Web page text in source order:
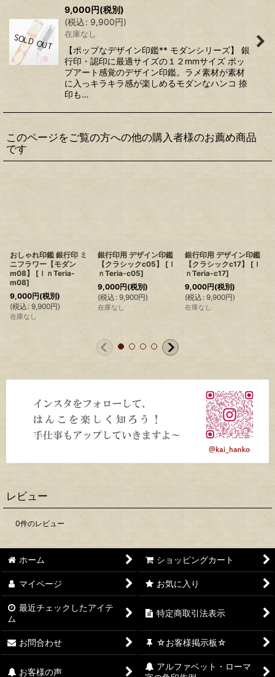
9,000円(税別)
(税込: 9,900円)
在庫なし
【ポップなデザイン印鑑** モダンシリーズ】 銀
行印・認印に最適サイズの１２mmサイズ ポッ
プアート感覚のデザイン印鑑。ラメ素材が素材
に入っキラキラ感が楽しめるモダンなハンコ 捺
印も…
このページをご覧の方への他の購入者様のお薦め商品
です
おしゃれ印鑑 銀行印 ミ
ニフラワー【モダン
m08】
[ ＩｎTeria-
m08]
9,000円(税別)
(税込 : 9,900円)
在庫なし
銀行印用 デザイン印鑑
【クラシックc05】
[Ｉ
ｎTeria-c05]
9,000円(税別)
(税込 : 9,900円)
在庫なし
銀行印用 デザイン印鑑
【クラシックc17】
[ Ｉ
ｎTeria-c17]
9,000円(税別)
(税込 : 9,900円)
在庫なし
レビュー
0件のレビュー
ホーム ショッピングカート
マイページ お気に入り
最近チェックしたアイテ
ム
特定商取引法表示
お問合わせ ☆お客様掲示板☆
お客様の声
アルファベット・ローマ